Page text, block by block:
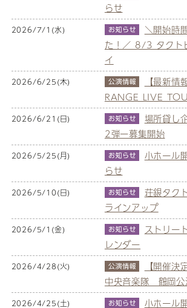
らせ
2026/7/1(水)
＼開始時
た！／ 8/3 タクト
イ
2026/6/25(木)
【最新
RANGE LIVE
2026/6/21(日)
場所貸し
2弾ー募集開始
2026/5/25(月)
小ホール
らせ
2026/5/10(日)
荘銀タク
ラインアップ
2026/5/1(金)
ストリー
レンダー
2026/4/28(火)
【開催
中央音楽隊 鶴岡公
2026/4/25(土) 小ホール